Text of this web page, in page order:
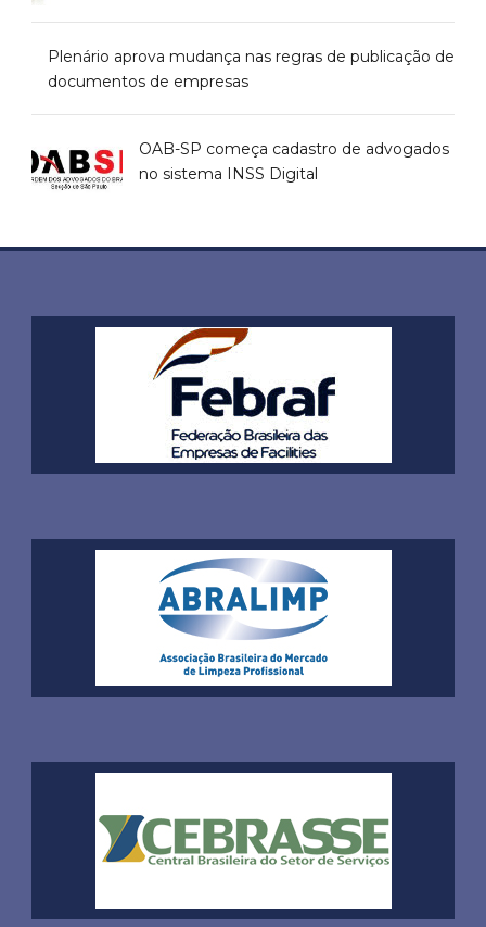
Plenário aprova mudança nas regras de publicação de
documentos de empresas
OAB-SP começa cadastro de advogados
no sistema INSS Digital